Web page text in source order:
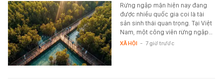
Rừng ngập mặn hiện nay đang
được nhiều quốc gia coi là tài
sản sinh thái quan trọng. Tại Việt
Nam, một công viên rừng ngập…
XÃ HỘI - 7 giờ trước